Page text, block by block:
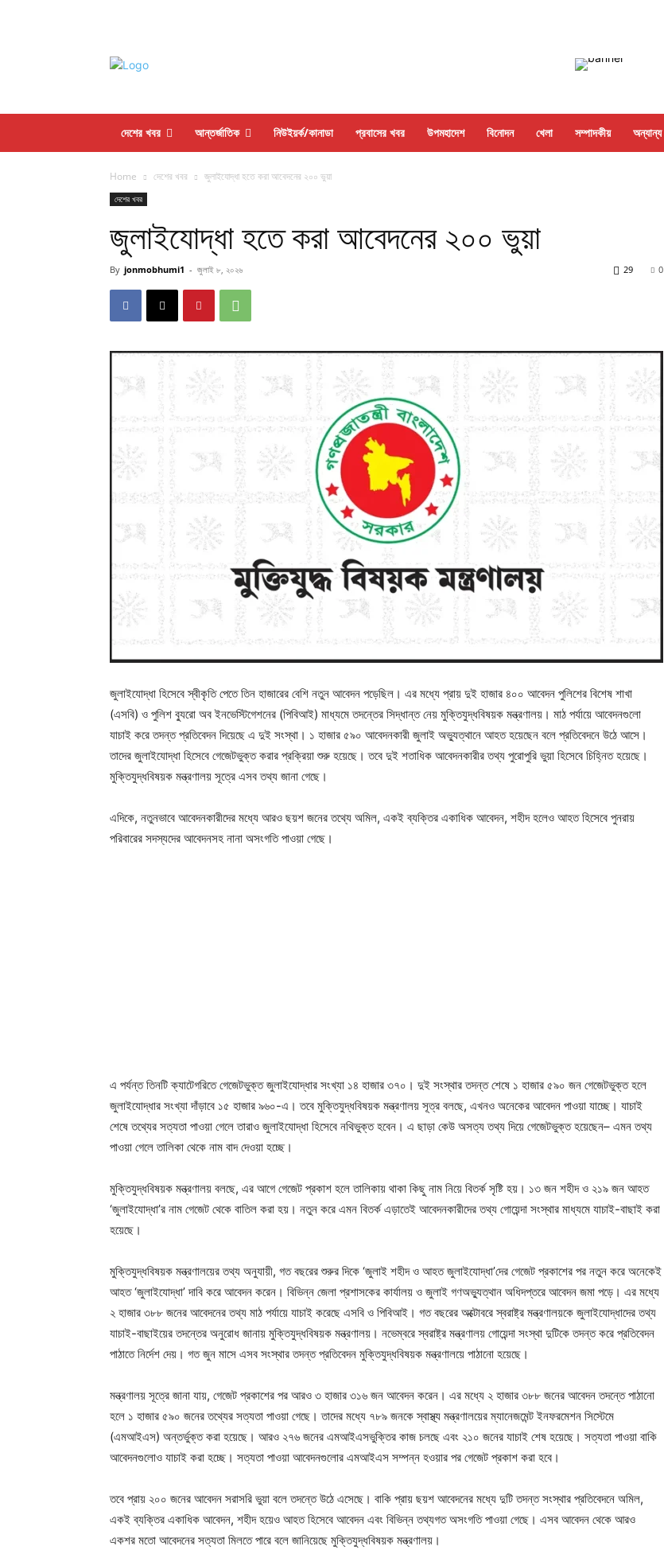
দেশের খবর আন্তর্জাতিক নিউইয়র্ক/কানাডা প্রবাসের খবর উপমহাদেশ বিনোদন খেলা সম্পাদকীয় অন্যান্য
Home দেশের খবর জুলাইযোদ্ধা হতে করা আবেদনের ২০০ ভুয়া
দেশের খবর
জুলাইযোদ্ধা হতে করা আবেদনের ২০০ ভুয়া
By jonmobhumi1 - জুলাই ৮, ২০২৬ 0
29
জুলাইযোদ্ধা হিসেবে স্বীকৃতি পেতে তিন হাজারের বেশি নতুন আবেদন পড়েছিল। এর মধ্যে প্রায় দুই হাজার ৪০০ আবেদন পুলিশের বিশেষ শাখা
(এসবি) ও পুলিশ ব্যুরো অব ইনভেস্টিগেশনের (পিবিআই) মাধ্যমে তদন্তের সিদ্ধান্ত নেয় মুক্তিযুদ্ধবিষয়ক মন্ত্রণালয়। মাঠ পর্যায়ে আবেদনগুলো
যাচাই করে তদন্ত প্রতিবেদন দিয়েছে এ দুই সংস্থা। ১ হাজার ৫৯০ আবেদনকারী জুলাই অভ্যুত্থানে আহত হয়েছেন বলে প্রতিবেদনে উঠে আসে।
তাদের জুলাইযোদ্ধা হিসেবে গেজেটভুক্ত করার প্রক্রিয়া শুরু হয়েছে। তবে দুই শতাধিক আবেদনকারীর তথ্য পুরোপুরি ভুয়া হিসেবে চিহ্নিত হয়েছে।
মুক্তিযুদ্ধবিষয়ক মন্ত্রণালয় সূত্রে এসব তথ্য জানা গেছে।
এদিকে, নতুনভাবে আবেদনকারীদের মধ্যে আরও ছয়শ জনের তথ্যে অমিল, একই ব্যক্তির একাধিক আবেদন, শহীদ হলেও আহত হিসেবে পুনরায়
পরিবারের সদস্যদের আবেদনসহ নানা অসংগতি পাওয়া গেছে।
এ পর্যন্ত তিনটি ক্যাটেগরিতে গেজেটভুক্ত জুলাইযোদ্ধার সংখ্যা ১৪ হাজার ৩৭০। দুই সংস্থার তদন্ত শেষে ১ হাজার ৫৯০ জন গেজেটভুক্ত হলে
জুলাইযোদ্ধার সংখ্যা দাঁড়াবে ১৫ হাজার ৯৬০-এ। তবে মুক্তিযুদ্ধবিষয়ক মন্ত্রণালয় সূত্র বলছে, এখনও অনেকের আবেদন পাওয়া যাচ্ছে। যাচাই
শেষে তথ্যের সত্যতা পাওয়া গেলে তারাও জুলাইযোদ্ধা হিসেবে নথিভুক্ত হবেন। এ ছাড়া কেউ অসত্য তথ্য দিয়ে গেজেটভুক্ত হয়েছেন– এমন তথ্য
পাওয়া গেলে তালিকা থেকে নাম বাদ দেওয়া হচ্ছে।
মুক্তিযুদ্ধবিষয়ক মন্ত্রণালয় বলছে, এর আগে গেজেট প্রকাশ হলে তালিকায় থাকা কিছু নাম নিয়ে বিতর্ক সৃষ্টি হয়। ১৩ জন শহীদ ও ২১৯ জন আহত
‘জুলাইযোদ্ধা’র নাম গেজেট থেকে বাতিল করা হয়। নতুন করে এমন বিতর্ক এড়াতেই আবেদনকারীদের তথ্য গোয়েন্দা সংস্থার মাধ্যমে যাচাই-বাছাই করা
হয়েছে।
মুক্তিযুদ্ধবিষয়ক মন্ত্রণালয়ের তথ্য অনুযায়ী, গত বছরের শুরুর দিকে ‘জুলাই শহীদ ও আহত জুলাইযোদ্ধা’দের গেজেট প্রকাশের পর নতুন করে অনেকেই
আহত ‘জুলাইযোদ্ধা’ দাবি করে আবেদন করেন। বিভিন্ন জেলা প্রশাসকের কার্যালয় ও জুলাই গণঅভ্যুত্থান অধিদপ্তরে আবেদন জমা পড়ে। এর মধ্যে
২ হাজার ৩৮৮ জনের আবেদনের তথ্য মাঠ পর্যায়ে যাচাই করেছে এসবি ও পিবিআই। গত বছরের অক্টোবরে স্বরাষ্ট্র মন্ত্রণালয়কে জুলাইযোদ্ধাদের তথ্য
যাচাই-বাছাইয়ের তদন্তের অনুরোধ জানায় মুক্তিযুদ্ধবিষয়ক মন্ত্রণালয়। নভেম্বরে স্বরাষ্ট্র মন্ত্রণালয় গোয়েন্দা সংস্থা দুটিকে তদন্ত করে প্রতিবেদন
পাঠাতে নির্দেশ দেয়। গত জুন মাসে এসব সংস্থার তদন্ত প্রতিবেদন মুক্তিযুদ্ধবিষয়ক মন্ত্রণালয়ে পাঠানো হয়েছে।
মন্ত্রণালয় সূত্রে জানা যায়, গেজেট প্রকাশের পর আরও ৩ হাজার ৩১৬ জন আবেদন করেন। এর মধ্যে ২ হাজার ৩৮৮ জনের আবেদন তদন্তে পাঠানো
হলে ১ হাজার ৫৯০ জনের তথ্যের সত্যতা পাওয়া গেছে। তাদের মধ্যে ৭৮৯ জনকে স্বাস্থ্য মন্ত্রণালয়ের ম্যানেজমেন্ট ইনফরমেশন সিস্টেমে
(এমআইএস) অন্তর্ভুক্ত করা হয়েছে। আরও ২৭৬ জনের এমআইএসভুক্তির কাজ চলছে এবং ২১০ জনের যাচাই শেষ হয়েছে। সত্যতা পাওয়া বাকি
আবেদনগুলোও যাচাই করা হচ্ছে। সত্যতা পাওয়া আবেদনগুলোর এমআইএস সম্পন্ন হওয়ার পর গেজেট প্রকাশ করা হবে।
তবে প্রায় ২০০ জনের আবেদন সরাসরি ভুয়া বলে তদন্তে উঠে এসেছে। বাকি প্রায় ছয়শ আবেদনের মধ্যে দুটি তদন্ত সংস্থার প্রতিবেদনে অমিল,
একই ব্যক্তির একাধিক আবেদন, শহীদ হয়েও আহত হিসেবে আবেদন এবং বিভিন্ন তথ্যগত অসংগতি পাওয়া গেছে। এসব আবেদন থেকে আরও
একশর মতো আবেদনের সত্যতা মিলতে পারে বলে জানিয়েছে মুক্তিযুদ্ধবিষয়ক মন্ত্রণালয়।